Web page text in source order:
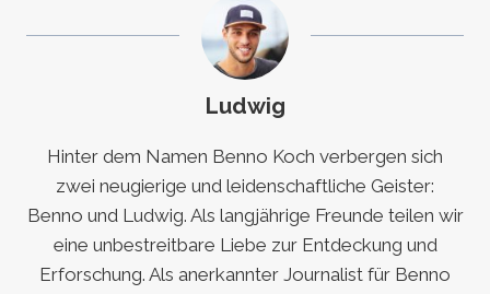
Ludwig
Hinter dem Namen Benno Koch verbergen sich
zwei neugierige und leidenschaftliche Geister:
Benno und Ludwig. Als langjährige Freunde teilen wir
eine unbestreitbare Liebe zur Entdeckung und
Erforschung. Als anerkannter Journalist für Benno